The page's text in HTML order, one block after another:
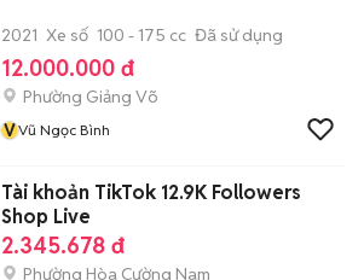
2021 Xe số 100 - 175 cc Đã sử dụng
12.000.000 đ
Phường Giảng Võ
VVũ Ngọc Bình
Tài khoản TikTok 12.9K Followers
Shop Live
2.345.678 đ
Phường Hòa Cường Nam